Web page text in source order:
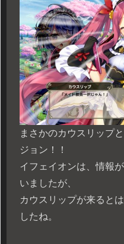
まさかのカウスリップ
ジョン！！
イフェイオンは、情報
いましたが、
カウスリップが来ると
したね。